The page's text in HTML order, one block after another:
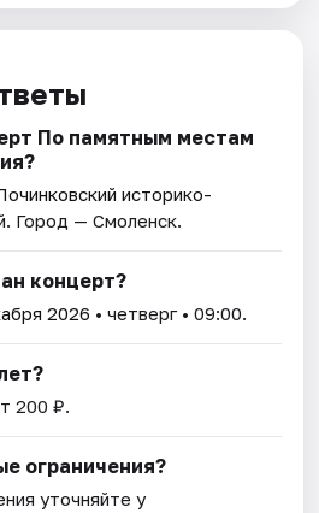
По памятным местам
историко-
. Город — Смоленск.
концерт?
2026 • четверг • 09:00.
200 ₽.
ограничения?
уточняйте у